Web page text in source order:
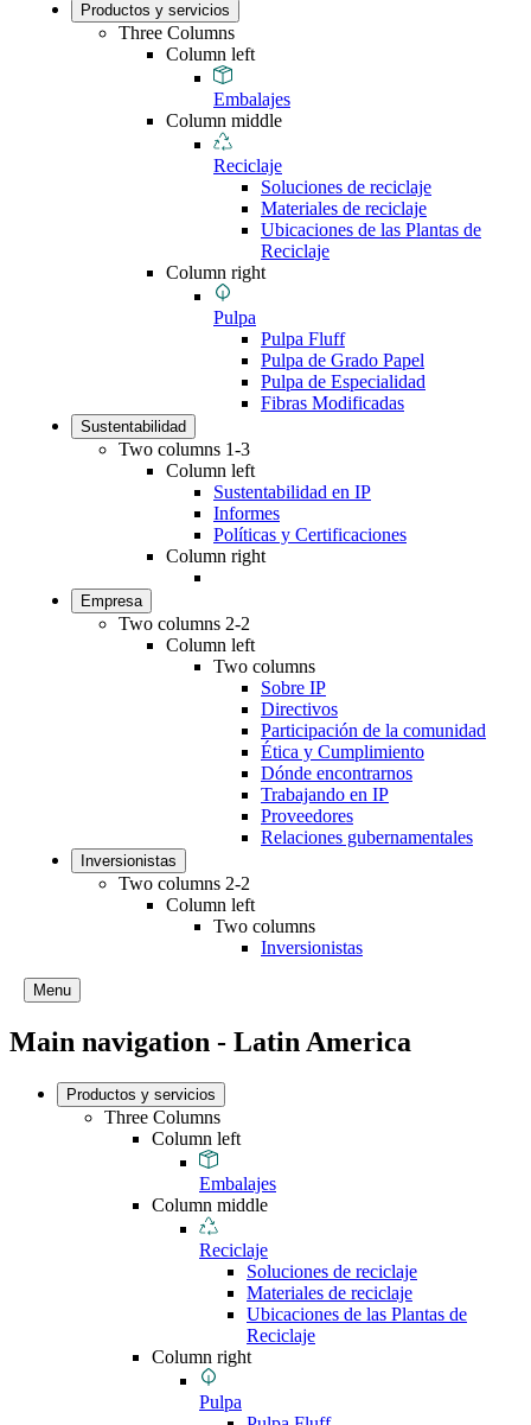
Productos y servicios
Three Columns
Column left
Embalajes
Column middle
Reciclaje
Soluciones de reciclaje
Materiales de reciclaje
Ubicaciones de las Plantas de
Reciclaje
Column right
Pulpa
Pulpa Fluff
Pulpa de Grado Papel
Pulpa de Especialidad
Fibras Modificadas
Sustentabilidad
Two columns 1-3
Column left
Sustentabilidad en IP
Informes
Políticas y Certificaciones
Column right
Empresa
Two columns 2-2
Column left
Two columns
Sobre IP
Directivos
Participación de la comunidad
Ética y Cumplimiento
Dónde encontrarnos
Trabajando en IP
Proveedores
Relaciones gubernamentales
Inversionistas
Two columns 2-2
Column left
Two columns
Inversionistas
Menu
Main navigation - Latin America
Productos y servicios
Three Columns
Column left
Embalajes
Column middle
Reciclaje
Soluciones de reciclaje
Materiales de reciclaje
Ubicaciones de las Plantas de
Reciclaje
Column right
Pulpa